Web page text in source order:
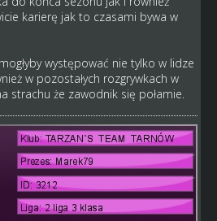
karierę jak to czasami bywa w
występować nie tylko w lidze
w pozostałych rozgrywkach w
strachu że zawodnik się połamie.